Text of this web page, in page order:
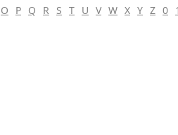
O P Q R S T U V W X Y Z 0 1